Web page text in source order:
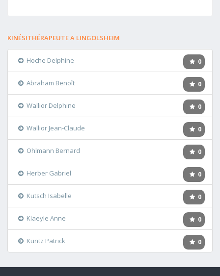
KINÉSITHÉRAPEUTE A LINGOLSHEIM
0
Hoche Delphine
0
Abraham Benoît
0
Wallior Delphine
0
Wallior Jean-Claude
0
Ohlmann Bernard
0
Herber Gabriel
0
Kutsch Isabelle
0
Klaeyle Anne
0
Kuntz Patrick